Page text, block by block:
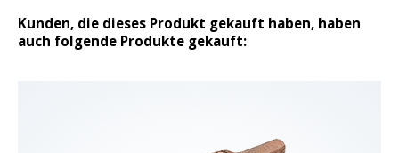
Kunden, die dieses Produkt gekauft haben, haben
auch folgende Produkte gekauft: